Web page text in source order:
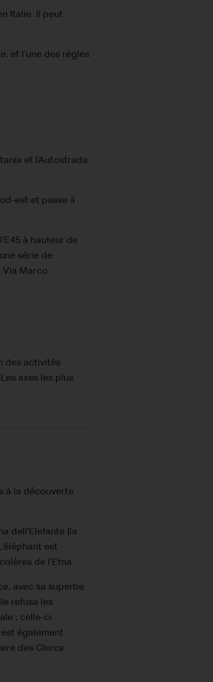
Italie. Il peut
et l’une des règles
et l’Autostrada
est et passe à
à hauteur de
série de
Via Marco
des activités
axes les plus
à la découverte
dell’Elefante (la
est
de l’Etna.
avec sa superbe
refusa les
; celle-ci
également
des Clercs